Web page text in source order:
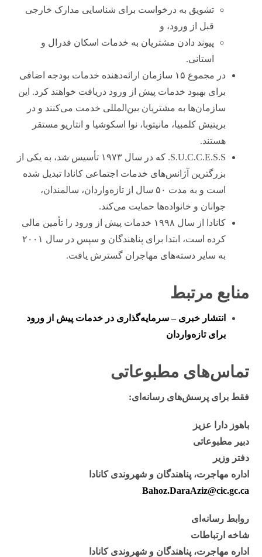
تشویق به درخواست برای شناسایی مدارک خارجی
قبل از ورود، و
پیوند دادن مشتریان به خدمات اسکان فدرال و
استانی.
در مجموع ۱۵ سازمان ارائه‌دهنده خدمات بودجه اضافی
برای بهبود خدمات پیش از ورود دریافت خواهند کرد. این
سازمان‌ها به مشتریان بین‌المللی خدمت می‌کنند و در
بریتیش کلمبیا، مانیتوبا، نوا اسکوشیا و انتاریو مستقر
هستند.
S.U.C.C.E.S.S. که در سال ۱۹۷۳ تأسیس شد، به یکی از
بزرگترین آژانس‌های خدمات اجتماعی کانادا تبدیل شده
است و به مدت ۵۰ سال از تازه‌واردان، سالمندان،
جوانان و خانواده‌ها حمایت می‌کند.
کانادا از سال ۱۹۹۸ خدمات پیش از ورود را تأمین مالی
کرده است، ابتدا برای پناهندگان و سپس در سال ۲۰۰۱
به سایر دسته‌های مهاجران گسترش یافت.
منابع مرتبط
انتشار خبری – سرمایه‌گذاری در خدمات پیش از ورود
برای تازه‌واردان
تماس‌های مطبوعاتی
فقط برای پرسش‌های رسانه‌ای:
باهوز دارا عزیز
دبیر مطبوعاتی
دفتر وزیر
اداره مهاجرت، پناهندگان و شهروندی کانادا
Bahoz.DaraAziz@cic.gc.ca
روابط رسانه‌ای
شاخه ارتباطات
اداره مهاجرت، پناهندگان و شهروندی کانادا